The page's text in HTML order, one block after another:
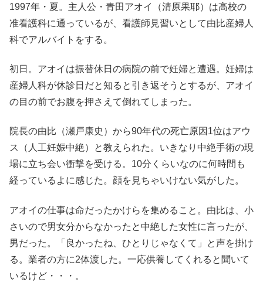
1997年・夏。主人公・青田アオイ（清原果耶）は高校の
准看護科に通っているが、看護師見習いとして由比産婦人
科でアルバイトをする。
初日。アオイは振替休日の病院の前で妊婦と遭遇。妊婦は
産婦人科が休診日だと知ると引き返そうとするが、アオイ
の目の前でお腹を押さえて倒れてしまった。
院長の由比（瀬戸康史）から90年代の死亡原因1位はアウ
ス（人工妊娠中絶）と教えられた。いきなり中絶手術の現
場に立ち会い衝撃を受ける。10分くらいなのに何時間も
経っているよに感じた。顔を見ちゃいけない気がした。
アオイの仕事は命だったかけらを集めること。由比は、小
さいので男女分からなかったと中絶した女性に言ったが、
男だった。「良かったね、ひとりじゃなくて」と声を掛け
る。業者の方に2体渡した。一応供養してくれると聞いて
いるけど・・・。